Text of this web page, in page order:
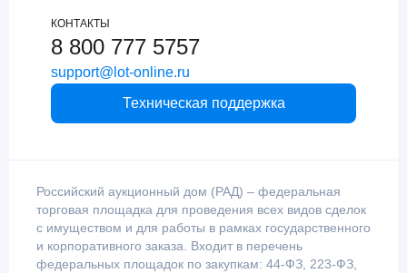
КОНТАКТЫ
8 800 777 5757
support@lot-online.ru
Техническая поддержка
Российский аукционный дом (РАД) – федеральная
торговая площадка для проведения всех видов сделок
с имуществом и для работы в рамках государственного
и корпоративного заказа. Входит в перечень
федеральных площадок по закупкам: 44-ФЗ, 223-ФЗ,